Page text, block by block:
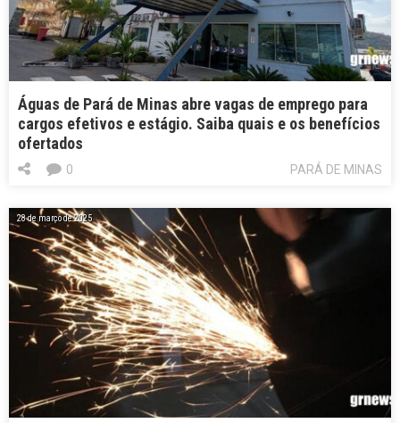
Águas de Pará de Minas abre vagas de emprego para
cargos efetivos e estágio. Saiba quais e os benefícios
ofertados
PARÁ DE MINAS
0
28 de março de 2025